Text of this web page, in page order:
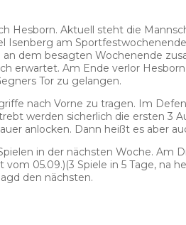
Hesborn. Aktuell steht die
Isenberg am
dem besagten Wochenende
erwartet. Am Ende verlor
Tor zu gelangen.
nach Vorne zu tragen. Im
werden sicherlich die ersten 3
anlocken. Dann heißt es aber
in der nächsten Woche.
05.09.)(3 Spiele in 5 Tage, na
den nächsten.